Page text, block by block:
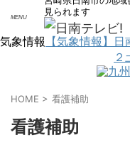
見られます
サイト内で検索
気象情報 【気象情報】
２
HOME > 看護補助
看護補助